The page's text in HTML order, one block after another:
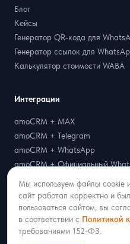
Интеграции
amoCRM + MAX
amoCRM + Telegram
amoCRM + WhatsApp
amoCRM + Официальный
amoCRM + Avito
amoCRM + Одноклассники
amoCRM + bePaid
amoCRM + PayKeeper
Блог
Кейсы
Генератор QR-кода для
Генератор ссылок для
Калькулятор стоимости WABA
Мы используем файлы cookie
сайт работал корректно и
пользоваться сайтом, вы
в соответствии с Политикой
требованиями 152-ФЗ.